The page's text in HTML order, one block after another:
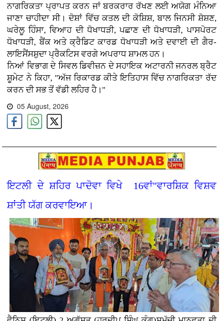
ਨਾਗਰਿਕਤਾ ਪ੍ਰਾਪਤ ਕਰਨ ਜਾਂ ਬਰਕਰਾਰ ਰੱਖਣ ਲਈ ਅਯੋਗ ਮੰਨਿਆ
ਜਾਣਾ ਚਾਹੀਦਾ ਸੀ। ਦੋਸ਼ਾਂ ਵਿੱਚ ਕਤਲ ਦੀ ਕੋਸ਼ਿਸ਼, ਬਾਲ ਜਿਨਸੀ ਸ਼ੋਸ਼ਣ,
ਘਰੇਲੂ ਹਿੰਸਾ, ਵਿਆਹ ਦੀ ਧੋਖਾਧੜੀ, ਪਛਾਣ ਦੀ ਧੋਖਾਧੜੀ, ਪਾਸਪੋਰਟ
ਧੋਖਾਧੜੀ, ਬੈਂਕ ਅਤੇ ਕ੍ਰੈਡਿਟ ਕਾਰਡ ਧੋਖਾਧੜੀ ਅਤੇ ਦਵਾਈ ਦੀ ਗੈਰ-
ਲਾਇਸੈਂਸਸ਼ੁਦਾ ਪ੍ਰੈਕਟਿਸ ਵਰਗੇ ਅਪਰਾਧ ਸ਼ਾਮਲ ਹਨ।
ਨਿਆਂ ਵਿਭਾਗ ਦੇ ਸਿਵਲ ਡਿਵੀਜ਼ਨ ਦੇ ਸਹਾਇਕ ਅਟਾਰਨੀ ਜਨਰਲ ਬ੍ਰੈਟ
ਸ਼ੂਮੇਟ ਨੇ ਕਿਹਾ, "ਅੱਜ ਰਿਕਾਰਡ ਕੀਤੇ ਇਤਿਹਾਸ ਵਿੱਚ ਨਾਗਰਿਕਤਾ ਰੱਦ
ਕਰਨ ਦੀ ਸਭ ਤੋਂ ਵੱਡੀ ਲਹਿਰ ਹੈ।"
05 August, 2026
ਇਟਲੀ ਦੇ ਸ਼ਹਿਰ ਪਾਦੋਵਾ ਵਿਖੇ 16ਵਾਂ"ਵਾਰਸ਼ਿਕ ਵਿਸ਼ਵ
ਸ਼ਾਂਤੀ ਯੱਗ ਕਰਵਾਇਆ।